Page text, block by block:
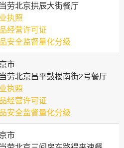
劳北京拱辰大街餐厅
执照
经营许可证
安全监督量化分级
市
劳北京昌平鼓楼南街2号餐厅
执照
经营许可证
安全监督量化分级
市